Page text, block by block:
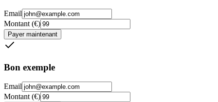
Email
Montant (€)
Payer maintenant
Bon exemple
Email
Montant (€)